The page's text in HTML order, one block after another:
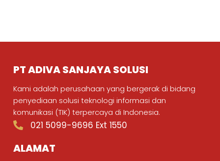
PT ADIVA SANJAYA SOLUSI
Kami adalah perusahaan yang bergerak di bidang
penyediaan solusi teknologi informasi dan
komunikasi (TIK) terpercaya di Indonesia.
021 5099-9696 Ext 1550
ALAMAT